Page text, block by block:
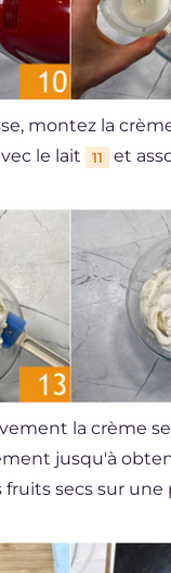
montez la
le lait
11 et
la crème
jusqu'à
fruits secs sur une